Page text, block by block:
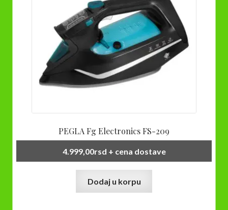
PEGLA Fg Electronics FS-209
4.999,00rsd + cena dostave
Dodaj u korpu